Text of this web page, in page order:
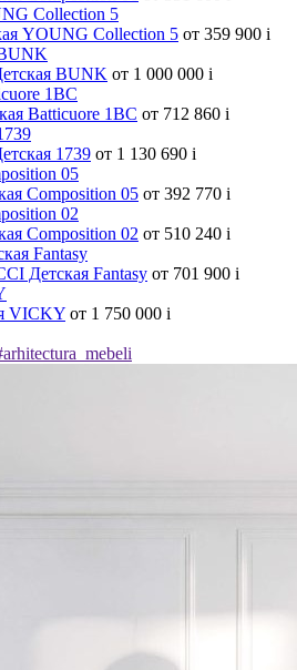
YOUNG Collection 5 от 359 900 i
BUNK от 1 000 000 i
Batticuore 1BC от 712 860 i
1739 от 1 130 690 i
Composition 05 от 392 770 i
Composition 02 от 510 240 i
Детская Fantasy от 701 900 i
VICKY от 1 750 000 i